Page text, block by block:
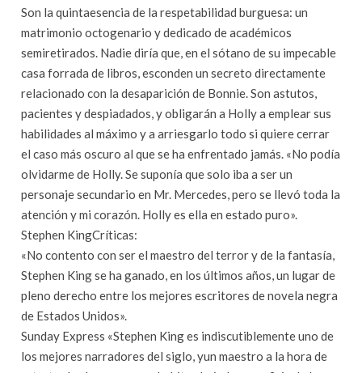
Son la quintaesencia de la respetabilidad burguesa: un
matrimonio octogenario y dedicado de académicos
semiretirados. Nadie diría que, en el sótano de su impecable
casa forrada de libros, esconden un secreto directamente
relacionado con la desaparición de Bonnie. Son astutos,
pacientes y despiadados, y obligarán a Holly a emplear sus
habilidades al máximo y a arriesgarlo todo si quiere cerrar
el caso más oscuro al que se ha enfrentado jamás. «No podía
olvidarme de Holly. Se suponía que solo iba a ser un
personaje secundario en Mr. Mercedes, pero se llevó toda la
atención y mi corazón. Holly es ella en estado puro».
Stephen KingCríticas:
«No contento con ser el maestro del terror y de la fantasía,
Stephen King se ha ganado, en los últimos años, un lugar de
pleno derecho entre los mejores escritores de novela negra
de Estados Unidos».
Sunday Express «Stephen King es indiscutiblemente uno de
los mejores narradores del siglo, yun maestro a la hora de